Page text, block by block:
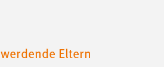
Eltern
anzuzeigen.